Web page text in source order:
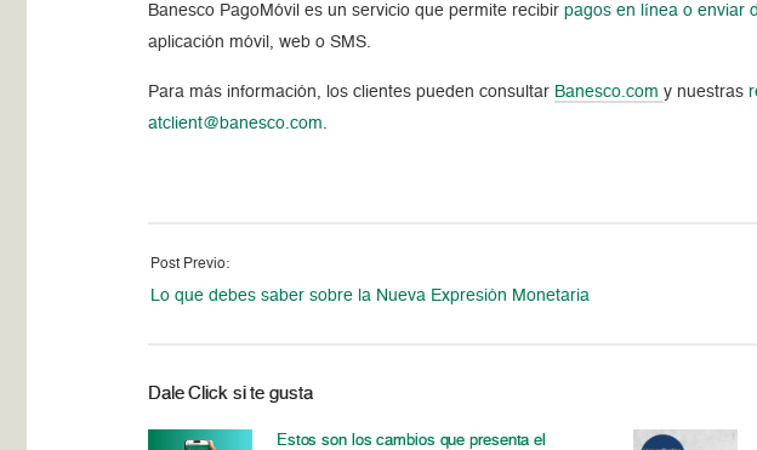
Banesco PagoMóvil es un servicio que permite recibirpagos en línea o enviar
aplicación móvil, web o SMS.
Para más información, los clientes pueden consultar Banesco.comy nuestras
atclient@banesco.com
Post Previo:
Lo que debes saber sobre la Nueva Expresión Monetaria
Dale Click si te gusta
Estos son los cambios que presenta el